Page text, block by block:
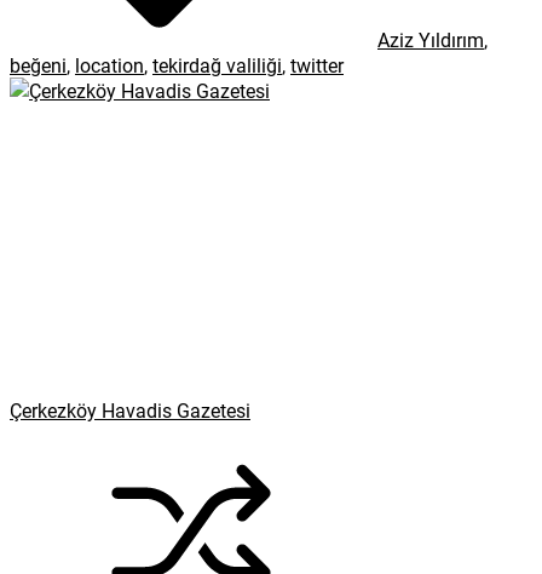
Aziz Yıldırım,
beğeni, location,tekirdağ valiliği,twitter
Çerkezköy Havadis Gazetesi